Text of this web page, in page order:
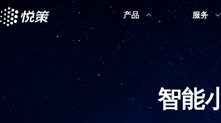
产品 服务